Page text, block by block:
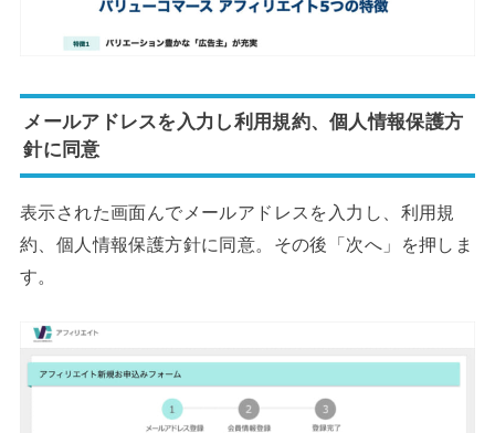
メールアドレスを入力し利用規約、個人情報保護方
針に同意
表示された画面んでメールアドレスを入力し、利用規
約、個人情報保護方針に同意。その後「次へ」を押しま
す。